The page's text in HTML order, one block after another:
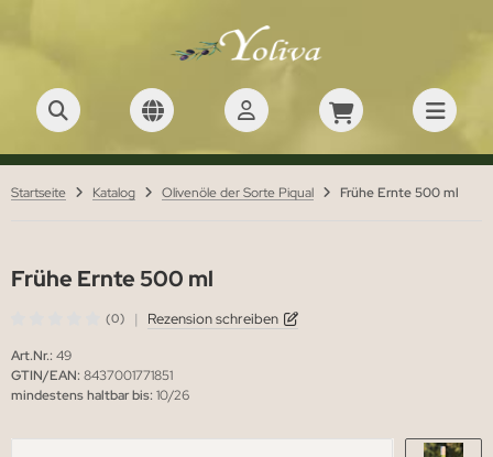
Startseite Katalog Olivenöle der Sorte Piqual Frühe Ernte 500 ml
Frühe Ernte 500 ml
(0) | Rezension schreiben
Art.Nr.: 49
GTIN/EAN: 8437001771851
mindestens haltbar bis: 10/26